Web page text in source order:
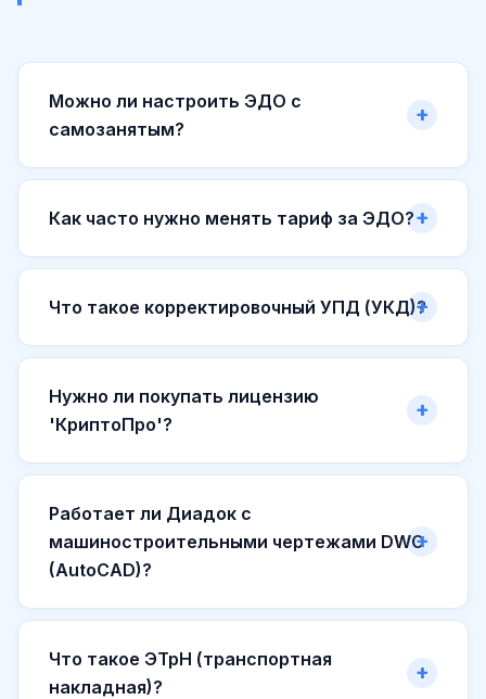
Можно ли настроить ЭДО с
самозанятым?
Как часто нужно менять тариф за ЭДО?
Что такое корректировочный УПД (УКД)?
Нужно ли покупать лицензию
'КриптоПро'?
Работает ли Диадок с
машиностроительными чертежами DWG
(AutoCAD)?
Что такое ЭТрН (транспортная
накладная)?